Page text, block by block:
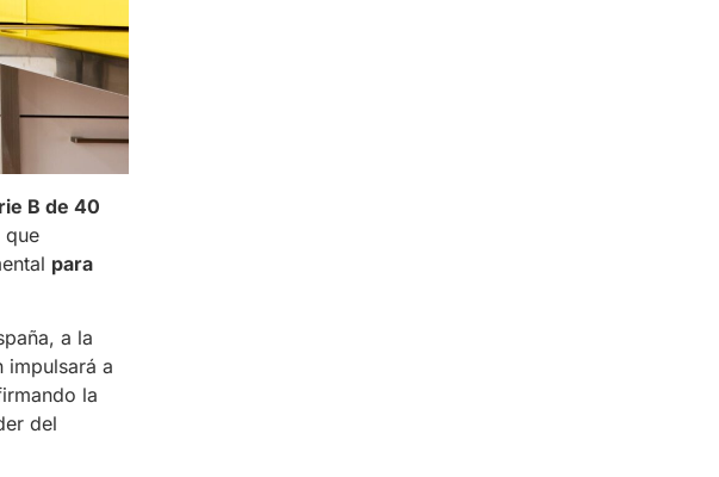
B de 40
que
para
a la
impulsará a
la
del